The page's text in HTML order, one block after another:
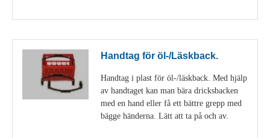
Handtag för öl-/Läskback.
Handtag i plast för öl-/läskback. Med hjälp
av handtaget kan man bära dricksbacken
med en hand eller få ett bättre grepp med
bägge händerna. Lätt att ta på och av.